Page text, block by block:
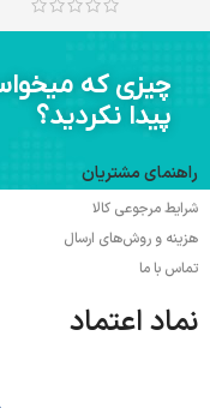
چیزی که
پیدا نکردید؟
راهنمای مشتریان
شرایط مرجوعی کالا
هزینه و روش‌های ارسال
تماس با ما
نماد اعتماد